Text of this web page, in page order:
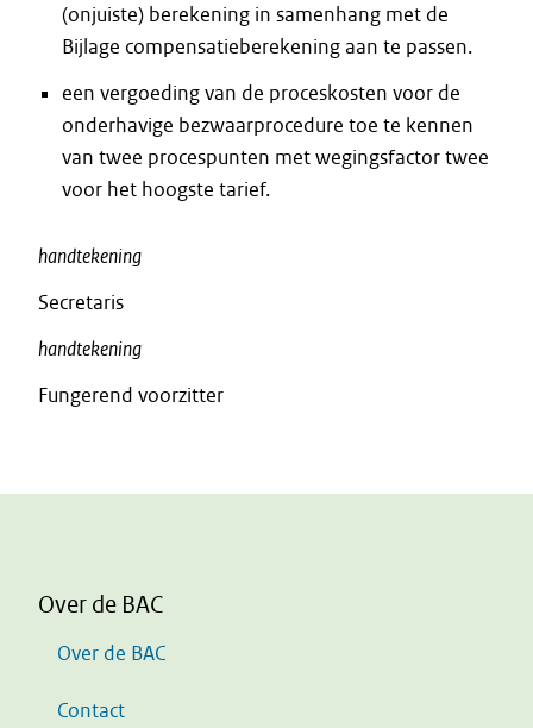
(onjuiste) berekening in samenhang met de
Bijlage compensatieberekening aan te passen.
een vergoeding van de proceskosten voor de
onderhavige bezwaarprocedure toe te kennen
van twee procespunten met wegingsfactor twee
voor het hoogste tarief.
handtekening
Secretaris
handtekening
Fungerend voorzitter
Over de BAC
Over de BAC
Contact